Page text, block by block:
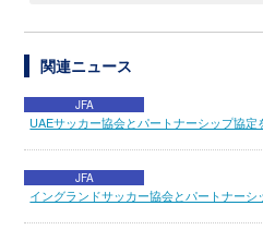
関連ニュース
JFA
UAEサッカー協会とパートナーシップ協
JFA
イングランドサッカー協会とパートナー